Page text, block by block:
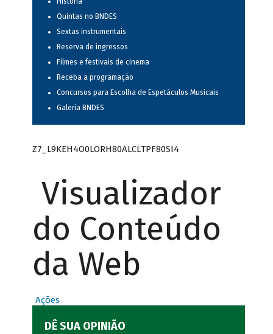
Quintas no BNDES
Sextas instrumentais
Reserva de ingressos
Filmes e festivais de cinema
Receba a programação
Concursos para Escolha de Espetáculos Musicais
Galeria BNDES
Z7_L9KEH4O0LORH80ALCLTPF80SI4
Visualizador
do Conteúdo
da Web
Ações
DÊ SUA OPINIÃO